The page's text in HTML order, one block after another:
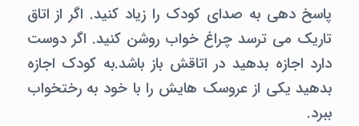
پاسخ دهی به صدای کودک را زیاد کنید. اگر از اتاق
تاریک می ترسد چراغ خواب روشن کنید. اگر دوست
دارد اجازه بدهید در اتاقش باز باشد.به کودک اجازه
بدهید یکی از عروسک هایش را با خود به رختخواب
ببرد.